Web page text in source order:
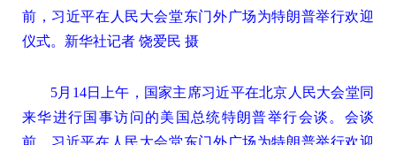
前，习近平在人民大会堂东门外广场为特朗普举行欢迎
仪式。新华社记者 饶爱民 摄
5月14日上午，国家主席习近平在北京人民大会堂同
来华进行国事访问的美国总统特朗普举行会谈。会谈
前，习近平在人民大会堂东门外广场为特朗普举行欢迎